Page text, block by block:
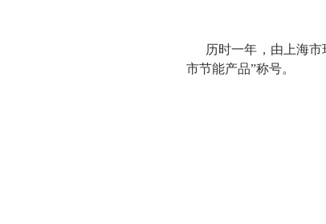
历时一年，由上海
市节能产品”称号。